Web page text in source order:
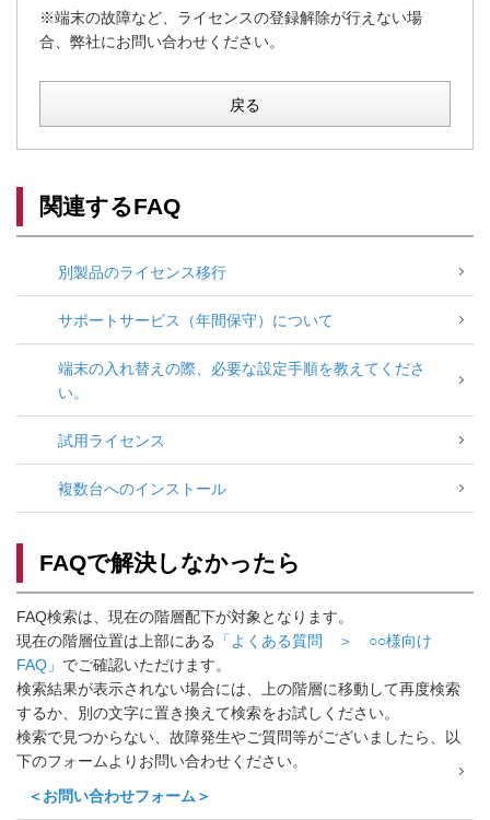
※端末の故障など、ライセンスの登録解除が行えない場
合、弊社にお問い合わせください。
戻る
関連するFAQ
別製品のライセンス移行
サポートサービス（年間保守）について
端末の入れ替えの際、必要な設定手順を教えてくださ
い。
試用ライセンス
複数台へのインストール
FAQで解決しなかったら
FAQ検索は、現在の階層配下が対象となります。
現在の階層位置は上部にある
「よくある質問 ＞ ○○様向け
FAQ」 でご確認いただけます。
検索結果が表示されない場合には、上の階層に移動して再度検索
するか、別の文字に置き換えて検索をお試しください。
検索で見つからない、故障発生やご質問等がございましたら、以
下のフォームよりお問い合わせください。
＜お問い合わせフォーム＞